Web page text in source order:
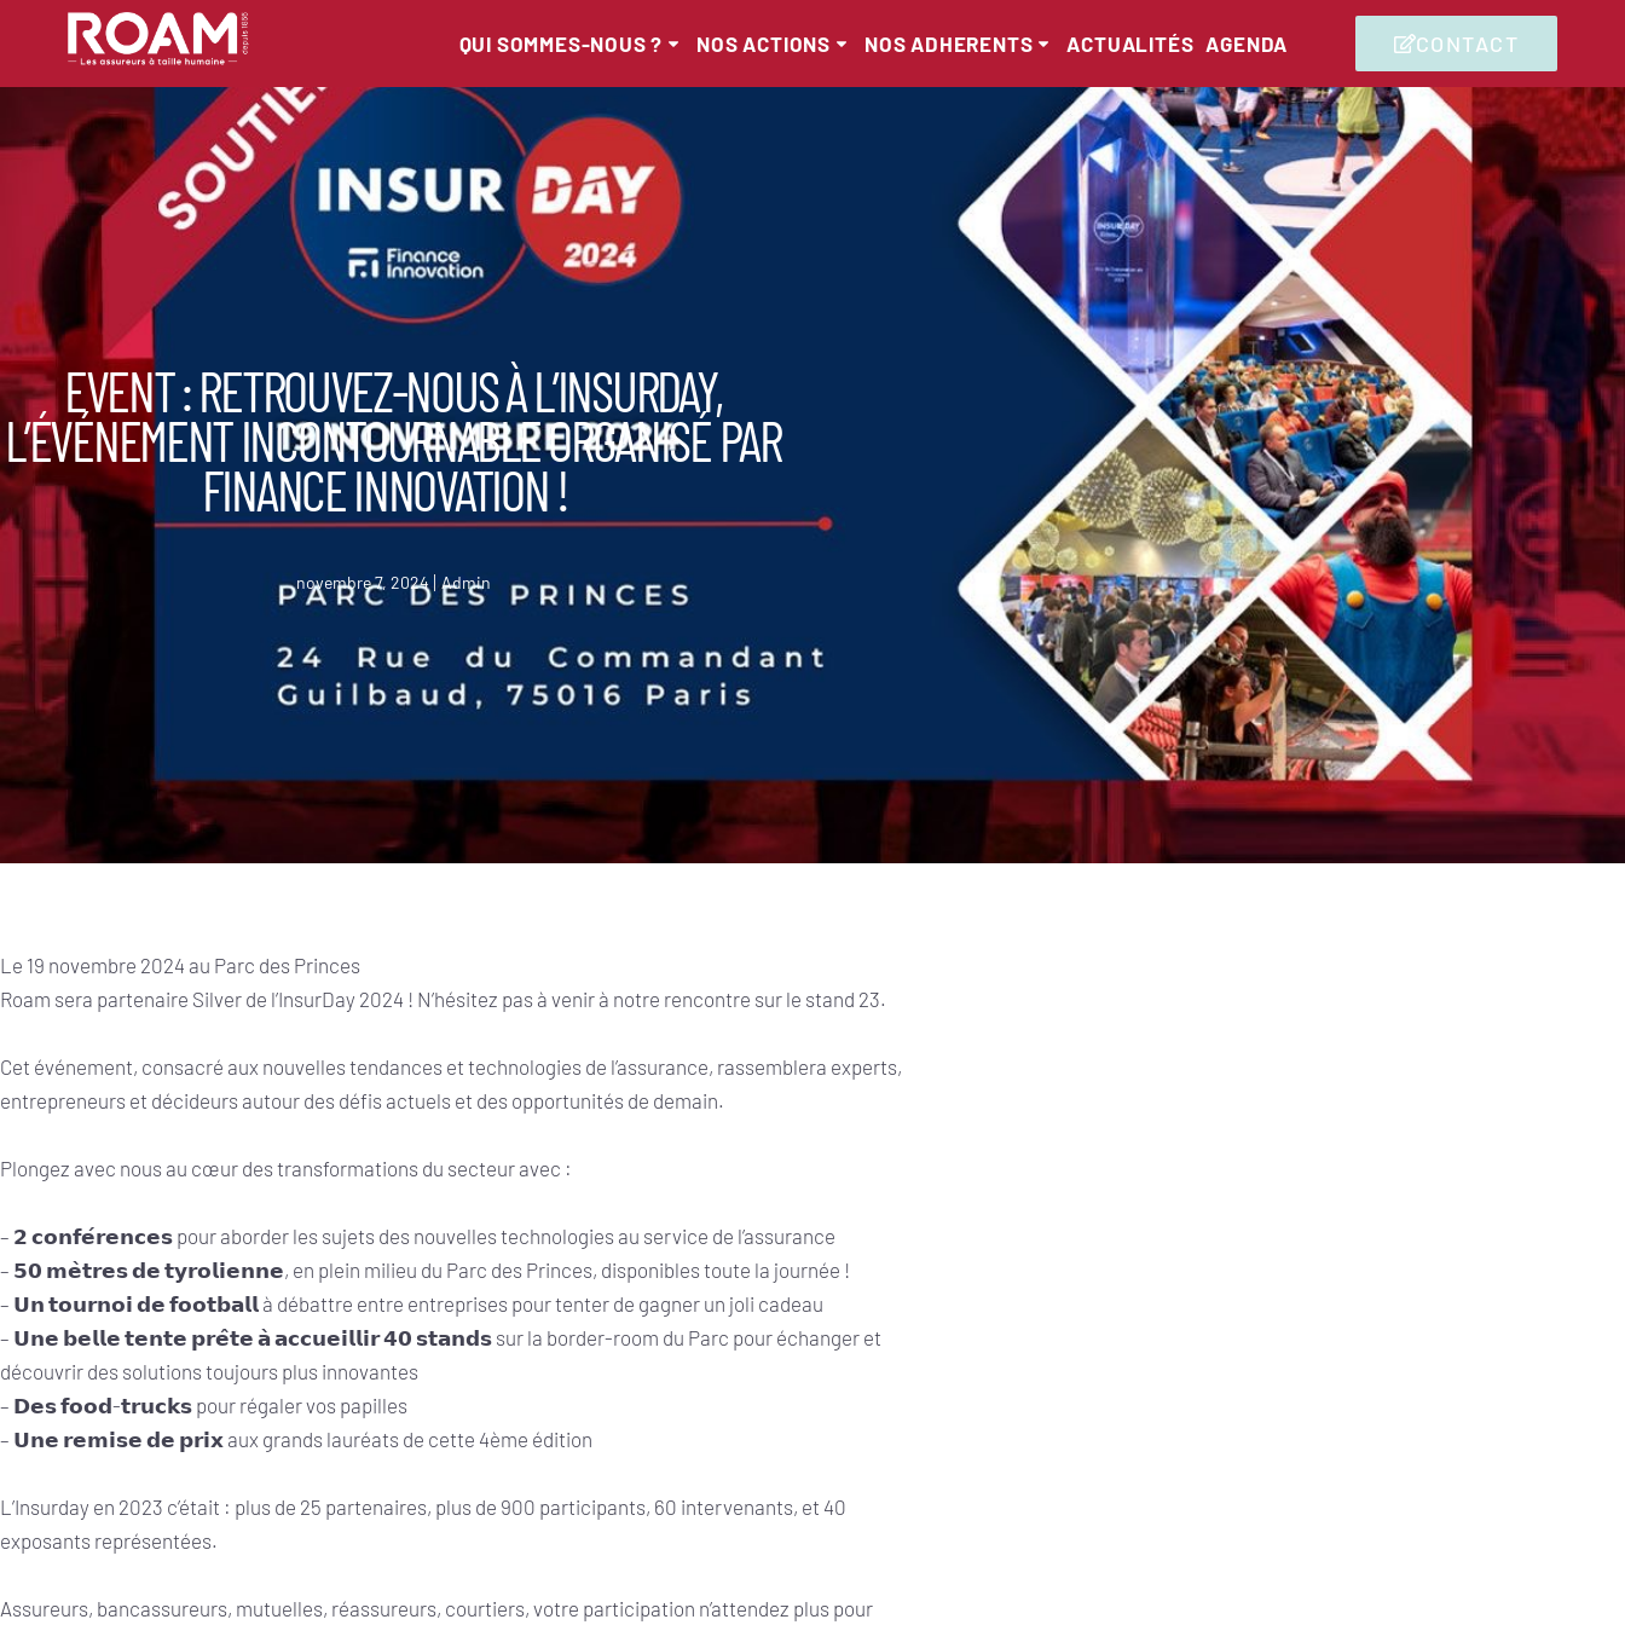
QUI SOMMES-NOUS ? NOS ACTIONS NOS ADHERENTS ACTUALITÉS AGENDA CONTACT
EVENT : RETROUVEZ-NOUS À L’INSURDAY,
L’ÉVÉNEMENT INCONTOURNABLE ORGANISÉ PAR
FINANCE INNOVATION !
novembre 7, 2024 Admin
Le 19 novembre 2024 au Parc des Princes
Roam sera partenaire Silver de l’InsurDay 2024 ! N’hésitez pas à venir à notre rencontre sur le stand 23.
Cet événement, consacré aux nouvelles tendances et technologies de l’assurance, rassemblera experts,
entrepreneurs et décideurs autour des défis actuels et des opportunités de demain.
Plongez avec nous au cœur des transformations du secteur avec :
– 𝟮 𝗰𝗼𝗻𝗳𝗲́𝗿𝗲𝗻𝗰𝗲𝘀 pour aborder les sujets des nouvelles technologies au service de l’assurance
– 𝟱𝟬 𝗺𝗲̀𝘁𝗿𝗲𝘀 𝗱𝗲 𝘁𝘆𝗿𝗼𝗹𝗶𝗲𝗻𝗻𝗲, en plein milieu du Parc des Princes, disponibles toute la journée !
– 𝗨𝗻 𝘁𝗼𝘂𝗿𝗻𝗼𝗶 𝗱𝗲 𝗳𝗼𝗼𝘁𝗯𝗮𝗹𝗹 à débattre entre entreprises pour tenter de gagner un joli cadeau
– 𝗨𝗻𝗲 𝗯𝗲𝗹𝗹𝗲 𝘁𝗲𝗻𝘁𝗲 𝗽𝗿𝗲̂𝘁𝗲 𝗮̀ 𝗮𝗰𝗰𝘂𝗲𝗶𝗹𝗹𝗶𝗿 𝟰𝟬 𝘀𝘁𝗮𝗻𝗱𝘀 sur la border-room du Parc pour échanger et
découvrir des solutions toujours plus innovantes
– 𝗗𝗲𝘀 𝗳𝗼𝗼𝗱-𝘁𝗿𝘂𝗰𝗸𝘀 pour régaler vos papilles
– 𝗨𝗻𝗲 𝗿𝗲𝗺𝗶𝘀𝗲 𝗱𝗲 𝗽𝗿𝗶𝘅 aux grands lauréats de cette 4ème édition
L’Insurday en 2023 c’était : plus de 25 partenaires, plus de 900 participants, 60 intervenants, et 40
exposants représentées.
Assureurs, bancassureurs, mutuelles, réassureurs, courtiers, votre participation n’attendez plus pour